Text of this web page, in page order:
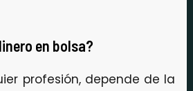
en bolsa?
profesión, depende de la